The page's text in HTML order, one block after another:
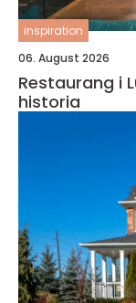
inspiration
06. August 2026
Restaurang i
historia